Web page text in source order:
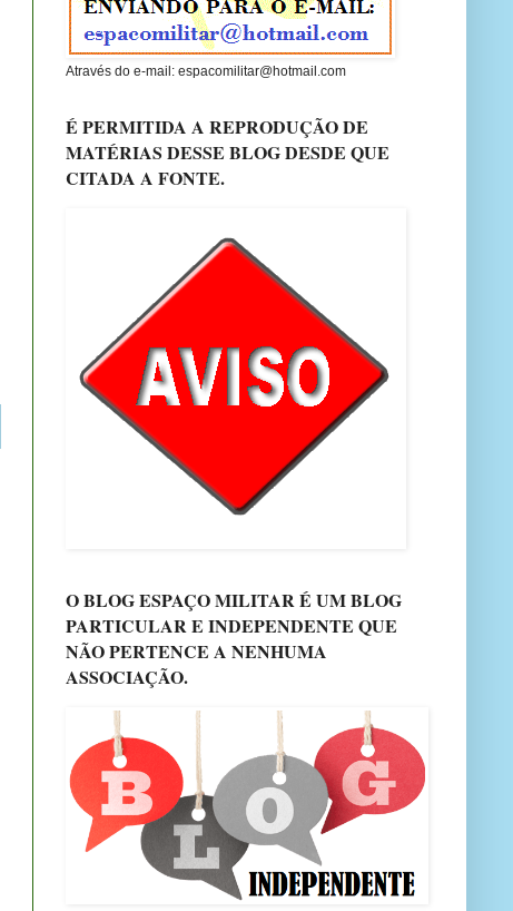
Através do e-mail: espacomilitar@hotmail.com
É PERMITIDA A REPRODUÇÃO DE
MATÉRIAS DESSE BLOG DESDE QUE
CITADA A FONTE.
O BLOG ESPAÇO MILITAR É UM BLOG
PARTICULAR E INDEPENDENTE QUE
NÃO PERTENCE A NENHUMA
ASSOCIAÇÃO.